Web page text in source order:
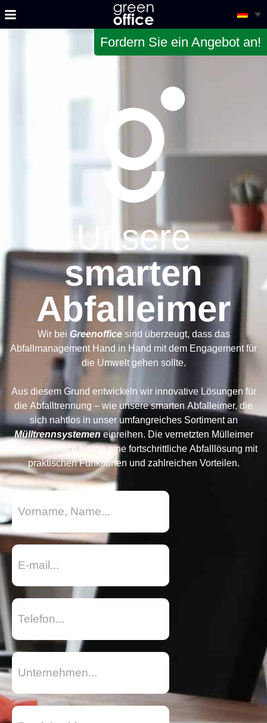
Fordern Sie ein Angebot an!
Unsere
smarten
Abfalleimer
Wir bei Greenofficesind überzeugt, dass das
Abfallmanagement Hand in Hand mit dem Engagement für
die Umwelt gehen sollte.
Aus diesem Grund entwickeln wir innovative Lösungen für
die Abfalltrennung – wie unsere smarten Abfalleimer, die
sich nahtlos in unser umfangreiches Sortiment an
Mülltrennsystemeneinreihen. Die vernetzten Mülleimer
von Greenoffice bieten eine fortschrittliche Abfalllösung mit
praktischen Funktionen und zahlreichen Vorteilen.